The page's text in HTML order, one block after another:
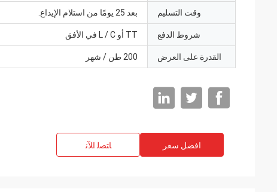
وقت التسليم بعد 25 يومًا من استلام الإيداع.
شروط الدفع TT أو L / C في الأفق
القدرة على العرض 200 طن / شهر
افضل سعر ﺎﺘﺼﻟ ﺍﻶﻧ